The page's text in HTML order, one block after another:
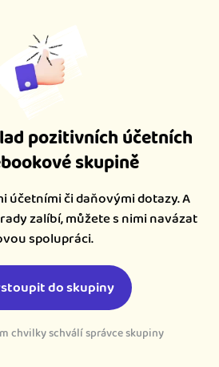
pozitivních účetních
skupině
účetními či daňovými dotazy. A
zalíbí, můžete s nimi navázat
spolupráci.
do skupiny
chvilky schválí správce skupiny